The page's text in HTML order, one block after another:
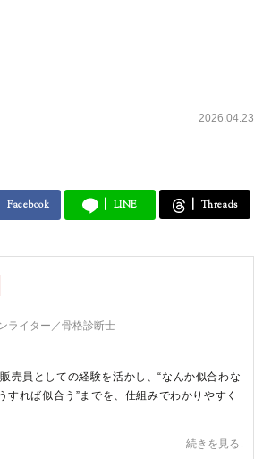
2026.04.23
Facebook LINE Threads
ライター／骨格診断士
売員としての経験を活かし、“なんか似合わな
すれば似合う”までを、仕組みでわかりやすく
らしくおしゃれを楽しめる服選びを提案してい
続きを見る